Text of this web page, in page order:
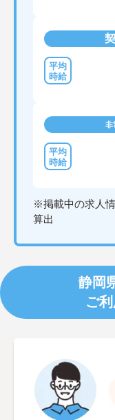
非
※掲載中の求人
算出
静岡
ご